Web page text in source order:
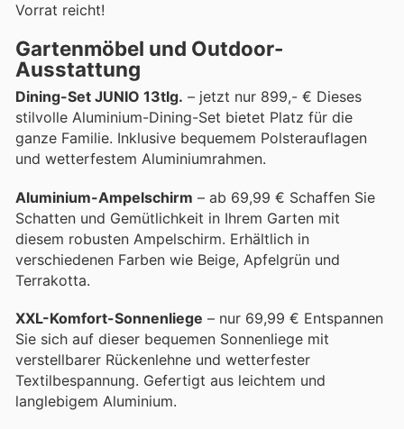
Vorrat reicht!
Gartenmöbel und Outdoor-
Ausstattung
Dining-Set JUNIO 13tlg. – jetzt nur 899,- € Dieses
stilvolle Aluminium-Dining-Set bietet Platz für die
ganze Familie. Inklusive bequemem Polsterauflagen
und wetterfestem Aluminiumrahmen.
Aluminium-Ampelschirm – ab 69,99 € Schaffen Sie
Schatten und Gemütlichkeit in Ihrem Garten mit
diesem robusten Ampelschirm. Erhältlich in
verschiedenen Farben wie Beige, Apfelgrün und
Terrakotta.
XXL-Komfort-Sonnenliege – nur 69,99 € Entspannen
Sie sich auf dieser bequemen Sonnenliege mit
verstellbarer Rückenlehne und wetterfester
Textilbespannung. Gefertigt aus leichtem und
langlebigem Aluminium.